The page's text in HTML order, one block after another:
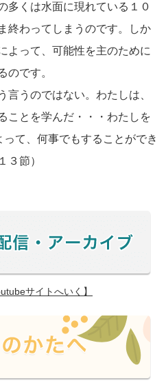
多くは水面に現れている１０
終わってしまうのです。しか
よって、可能性を主のために
のです。
言うのではない。わたしは、
ことを学んだ・・・わたしを
て、何事でもすることができ
３節）
サイトへいく】